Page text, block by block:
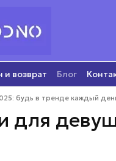
возврат Блог
будь в тренде каждый
для